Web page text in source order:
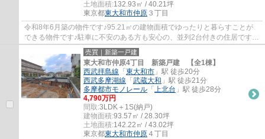
土地面積:132.93㎡ / 40.21坪
東京都東大和市仲原 ３丁目
令和8年6月築の物件です♪95.21㎡の建物面積でゆったりと暮らすことが
できる物件です♪駐車に不安のある方も安心の、並列2台付きの住居です♪
西武拝島線東大和市周辺で戸建てをお求めなら...
売買｜新築一戸建
東大和市仲原4丁目 新築戸建 【全1棟】
西武拝島線 「 東大和市 」駅 徒歩20分
西武多摩湖線 「 武蔵大和 」駅 徒歩21分
多摩都市モノレール 「 上北台 」駅 徒歩28分
4,790万円
間取:3LDK＋1S(納戸)
建物面積:93.57㎡ / 28.30坪
土地面積:142.22㎡ / 43.02坪
東京都東大和市仲原 ４丁目